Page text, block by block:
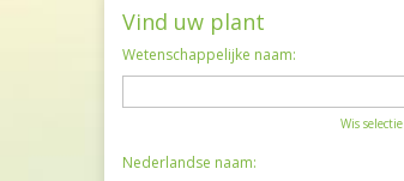
Vind uw plant
Wetenschappelijke naam:
Wis selectie
Nederlandse naam: